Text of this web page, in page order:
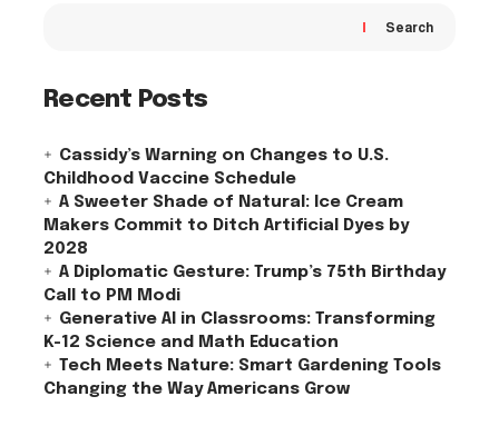
Search
Recent Posts
Cassidy’s Warning on Changes to U.S.
Childhood Vaccine Schedule
A Sweeter Shade of Natural: Ice Cream
Makers Commit to Ditch Artificial Dyes by
2028
A Diplomatic Gesture: Trump’s 75th Birthday
Call to PM Modi
Generative AI in Classrooms: Transforming
K-12 Science and Math Education
Tech Meets Nature: Smart Gardening Tools
Changing the Way Americans Grow